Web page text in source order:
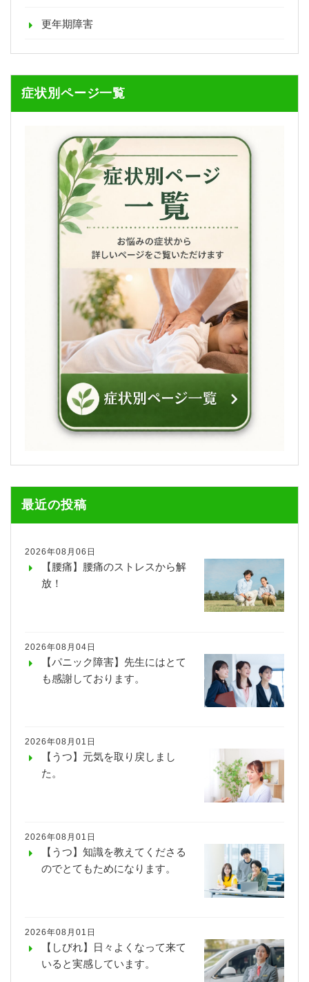
更年期障害
症状別ページ一覧
最近の投稿
2026年08月06日
【腰痛】腰痛のストレスから解
放！
2026年08月04日
【パニック障害】先生にはとて
も感謝しております。
2026年08月01日
【うつ】元気を取り戻しまし
た。
2026年08月01日
【うつ】知識を教えてくださる
のでとてもためになります。
2026年08月01日
【しびれ】日々よくなって来て
いると実感しています。